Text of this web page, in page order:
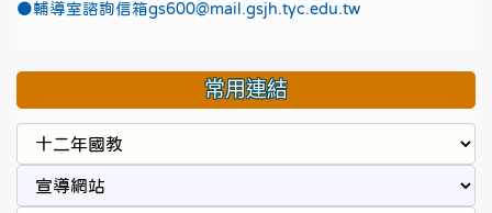
●輔導室諮詢信箱gs600@mail.gsjh.tyc.edu.tw
常用連結